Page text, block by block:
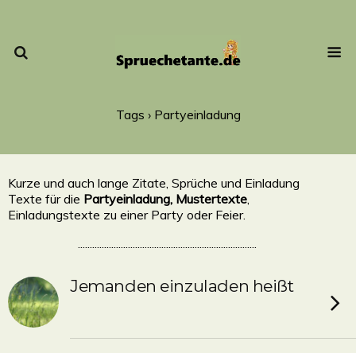
Tags › Partyeinladung
Kurze und auch lange Zitate, Sprüche und Einladung
Texte für die Partyeinladung, Mustertexte,
Einladungstexte zu einer Party oder Feier.
...........................................................................
Jemanden einzuladen heißt